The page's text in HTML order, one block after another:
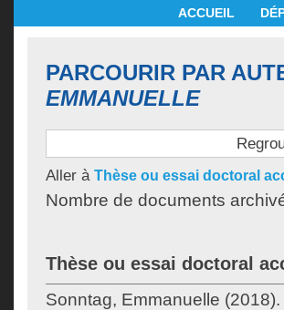
ACCUEIL
PARCOURIR PAR
EMMANUELLE
Aller à Thèse ou essai doctoral
Nombre de documents
Thèse ou essai doctoral
Sonntag, Emmanuelle (2018).